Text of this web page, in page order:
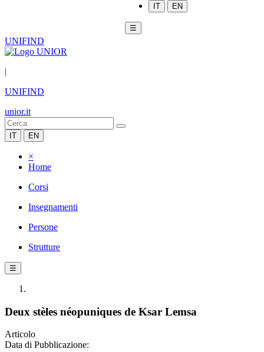
IT EN
☰
UNIFIND
|
UNIFIND
unior.it
IT EN
×
Home
Corsi
Insegnamenti
Persone
Strutture
☰
Deux stèles néopuniques de Ksar Lemsa
Articolo
Data di Pubblicazione: